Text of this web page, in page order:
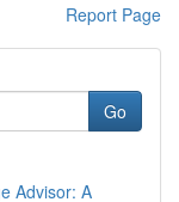
Report Page
Go
Advisor: A